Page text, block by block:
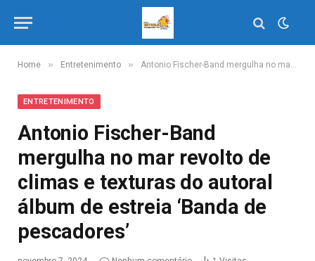
Home » Entretenimento » Antonio Fischer-Band mergulha no mar revolto de climas e texturas do autoral álbum de estreia ‘Banda de pescadores’
ENTRETENIMENTO
Antonio Fischer-Band
mergulha no mar revolto de
climas e texturas do autoral
álbum de estreia ‘Banda de
pescadores’